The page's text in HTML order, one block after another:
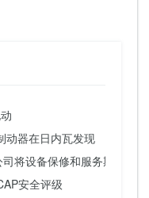
动器在日内瓦发现
将设备保修和服务期限延
安全评级